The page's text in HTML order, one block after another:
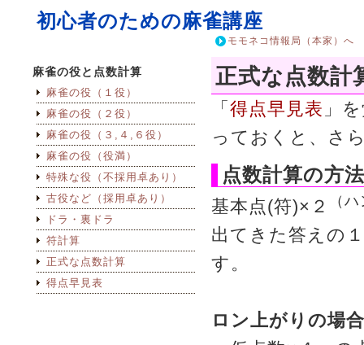
初心者のための麻雀講座
モモネコ情報局（本家）へ
正式な点数計
「 得点早見表 」
っておくと、さ
点数計算の方法
基本点(符)×２ （
出てきた答えの
す。
ロン上がりの場合
麻雀の役と点数計算
麻雀の役（１役）
麻雀の役（２役）
麻雀の役（３,４,６役）
麻雀の役（役満）
特殊な役（不採用卓あり）
古役など（採用卓あり）
ドラ・裏ドラ
符計算
正式な点数計算
得点早見表